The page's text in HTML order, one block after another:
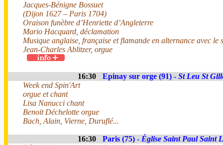
Jacques-Bénigne Bossuet
(Dijon 1627 – Paris 1704)
Oraison funèbre d’Henriette d’Angleterre
Mario Hacquard, déclamation
Musique anglaise, française et flamande en alternance avec le
Jean-Charles Ablitzer, orgue
16:30 Epinay sur orge (91) - St Leu St
Week end Spin'Art
orgue et chant
Lisa Nanucci chant
Benoit Déchelotte orgue
Bach, Alain, Vierne, Duruflé...
16:30 Paris (75) - Église Saint Paul Saint